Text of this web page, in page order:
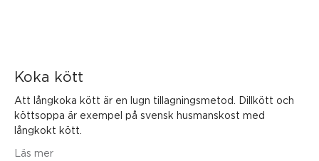
Koka kött
Att långkoka kött är en lugn tillagningsmetod. Dillkött och
köttsoppa är exempel på svensk husmanskost med
långkokt kött.
Läs mer